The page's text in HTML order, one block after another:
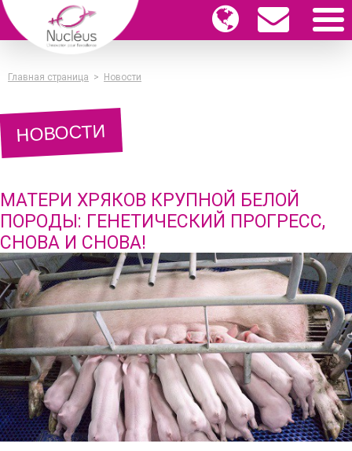
Главная страница > Новости
НОВОСТИ
МАТЕРИ ХРЯКОВ КРУПНОЙ БЕЛОЙ
ПОРОДЫ: ГЕНЕТИЧЕСКИЙ ПРОГРЕСС,
СНОВА И СНОВА!